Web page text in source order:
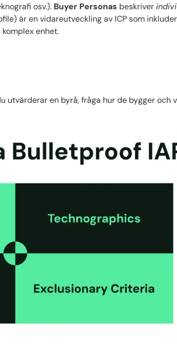
osv.). Buyer Personas beskriver
är en vidareutveckling av ICP som
enhet.
utvärderar en byrå, fråga hur de bygger och